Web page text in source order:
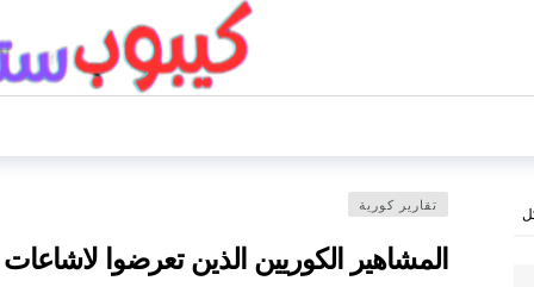
تقارير كورية
المشاهير الكوريين الذين تعرضوا